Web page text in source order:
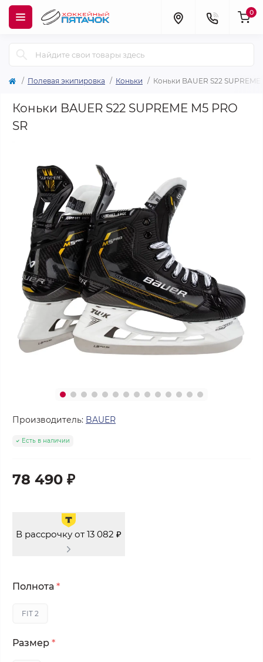
0
Полевая экипировка Коньки Коньки BAUER S22 SUPREME
Коньки BAUER S22 SUPREME M5 PRO
SR
Производитель: BAUER
Есть в наличии
78 490 ₽
В рассрочку от 13 082 ₽
Полнота *
FIT 2
Размер *